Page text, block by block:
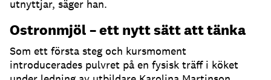
utnyttjar, säger han.
Ostronmjöl – ett nytt sätt att tänka
Som ett första steg och kursmoment
introducerades pulvret på en fysisk träff i köket